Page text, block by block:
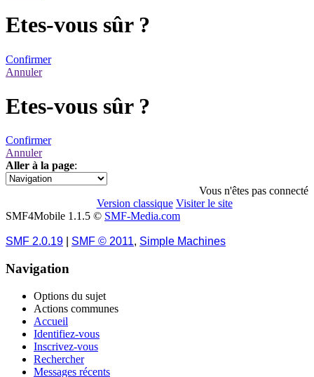
Etes-vous sûr ?
Confirmer
Annuler
Etes-vous sûr ?
Confirmer
Annuler
Aller à la page:
1
Vous n'êtes pas connecté
Version classique Visiter le site
SMF4Mobile 1.1.5 © SMF-Media.com
SMF 2.0.19 SMF © 2011, Simple Machines
Navigation
Options du sujet
Actions communes
Accueil
Identifiez-vous
Inscrivez-vous
Rechercher
Messages récents